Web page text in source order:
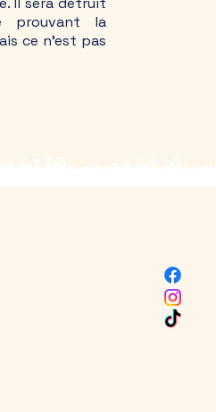
prouvant la
ce n'est pas